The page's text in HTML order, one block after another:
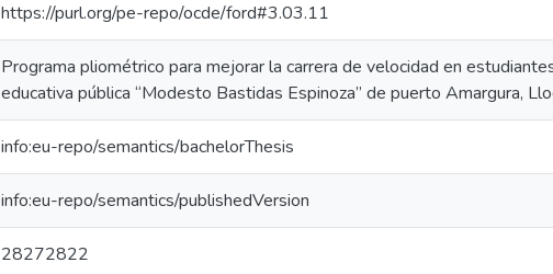
https://purl.org/pe-repo/ocde/ford#3.03.11
Programa pliométrico para mejorar la carrera de velocidad en
educativa pública “Modesto Bastidas Espinoza” de puerto Amargura,
info:eu-repo/semantics/bachelorThesis
info:eu-repo/semantics/publishedVersion
28272822